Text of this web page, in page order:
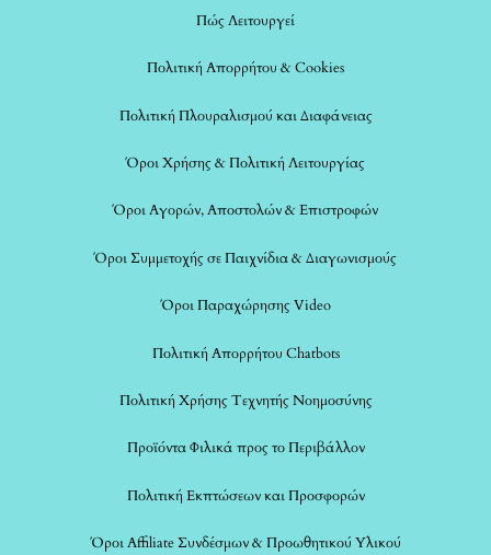
Πώς Λειτουργεί
Πολιτική Απορρήτου & Cookies
Πολιτική Πλουραλισμού και Διαφάνειας
Όροι Χρήσης & Πολιτική Λειτουργίας
Όροι Αγορών, Αποστολών & Επιστροφών
Όροι Συμμετοχής σε Παιχνίδια & Διαγωνισμούς
Όροι Παραχώρησης Video
Πολιτική Απορρήτου Chatbots
Πολιτική Χρήσης Τεχνητής Νοημοσύνης
Προϊόντα Φιλικά προς το Περιβάλλον
Πολιτική Εκπτώσεων και Προσφορών
Όροι Affiliate Συνδέσμων & Προωθητικού Υλικού